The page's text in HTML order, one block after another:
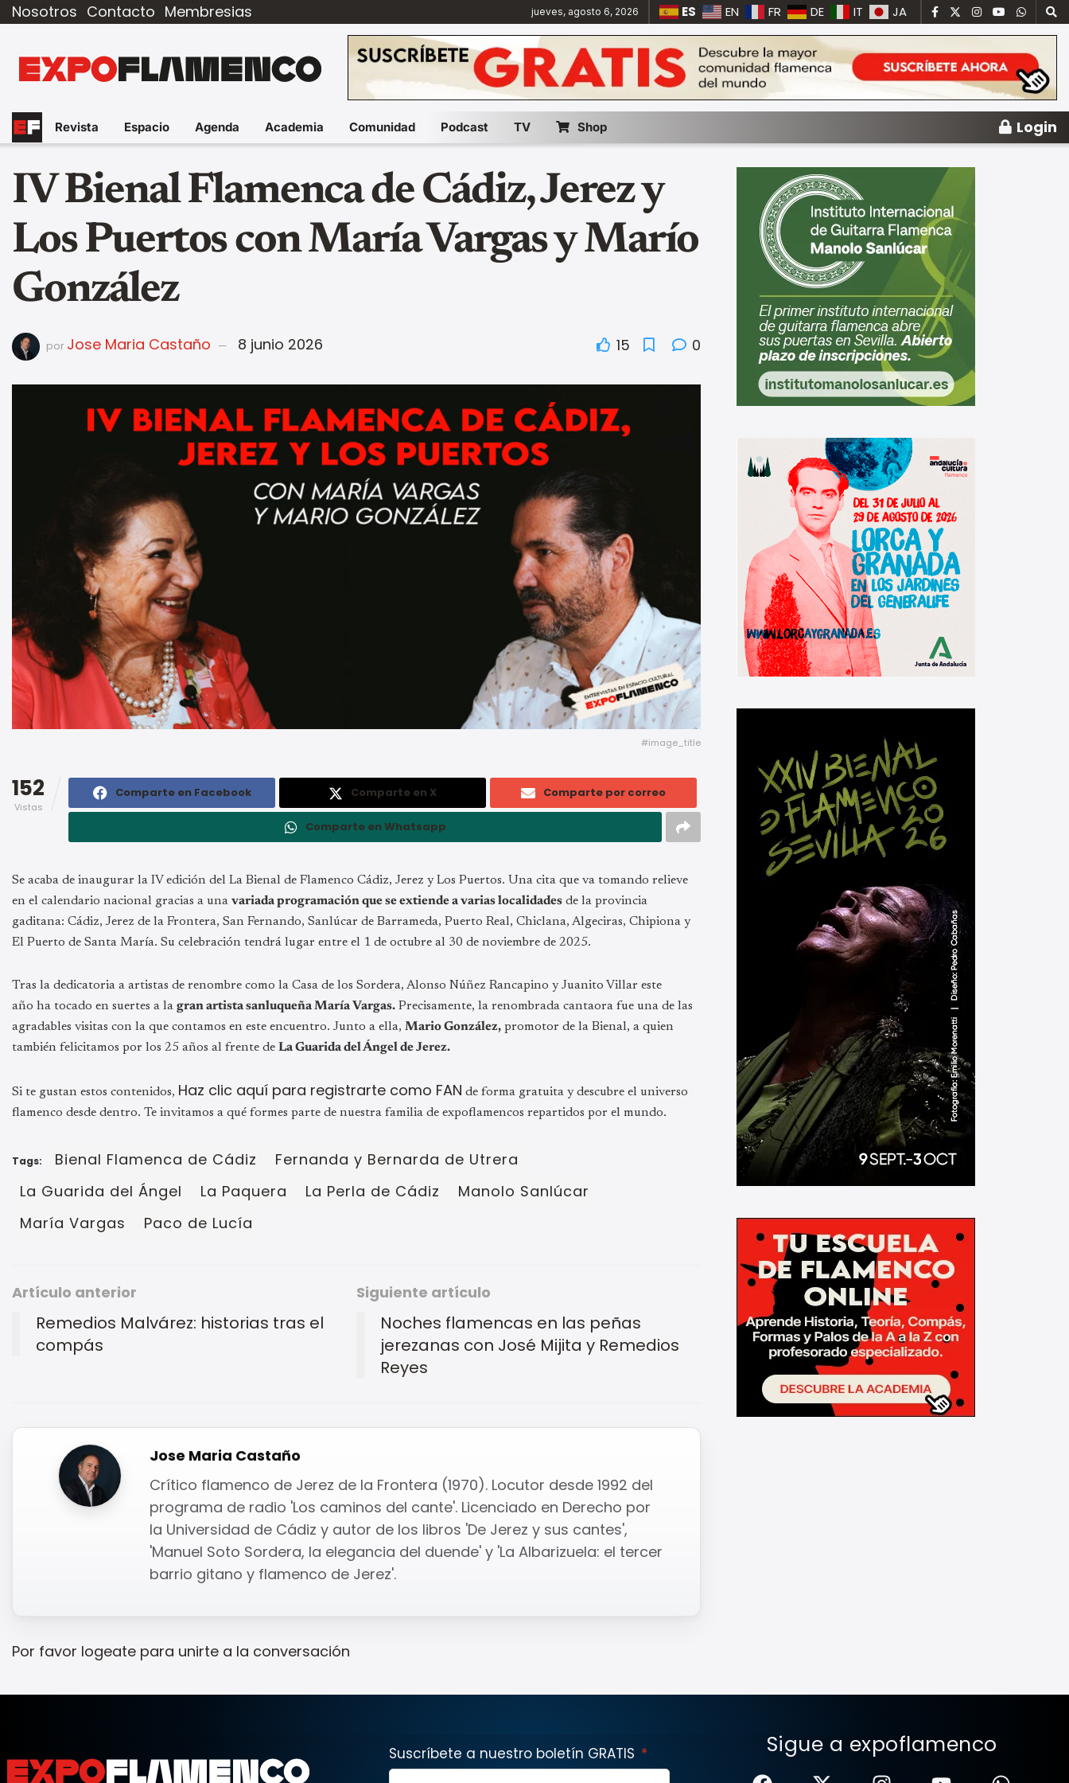
Nosotros Contacto Membresias jueves, agosto 6, 2026 ES EN FR DE IT JA
Revista Espacio Agenda Academia Comunidad Podcast TV Shop Login
IV Bienal Flamenca de Cádiz, Jerez y
Los Puertos con María Vargas y Marío
González
por Jose Maria Castaño 8 junio 2026 15 0
#image_title
152
Vistas
Comparte en Facebook Comparte en X Comparte por correo
Comparte en Whatsapp
Se acaba de inaugurar la IV edición del La Bienal de Flamenco Cádiz, Jerez y Los Puertos. Una cita que va tomando relieve
en el calendario nacional gracias a una variada programación que se extiende a varias localidades de la provincia
gaditana: Cádiz, Jerez de la Frontera, San Fernando, Sanlúcar de Barrameda, Puerto Real, Chiclana, Algeciras, Chipiona y
El Puerto de Santa María. Su celebración tendrá lugar entre el 1 de octubre al 30 de noviembre de 2025.
Tras la dedicatoria a artistas de renombre como la Casa de los Sordera, Alonso Núñez Rancapino y Juanito Villar este
año ha tocado en suertes a la gran artista sanluqueña María Vargas. Precisamente, la renombrada cantaora fue una de las
agradables visitas con la que contamos en este encuentro. Junto a ella, Mario González, promotor de la Bienal, a quien
también felicitamos por los 25 años al frente de La Guarida del Ángel de Jerez.
Si te gustan estos contenidos, Haz clic aquí para registrarte como FAN de forma gratuita y descubre el universo
flamenco desde dentro. Te invitamos a qué formes parte de nuestra familia de expoflamencos repartidos por el mundo.
Tags: Bienal Flamenca de Cádiz
Fernanda y Bernarda de Utrera
La Guarida del Ángel
La Paquera La Perla de Cádiz
Manolo Sanlúcar
María Vargas
Paco de Lucía
Artículo anterior
Remedios Malvárez: historias tras el
compás
Siguiente artículo
Noches flamencas en las peñas
jerezanas con José Mijita y Remedios
Reyes
Jose Maria Castaño
Crítico flamenco de Jerez de la Frontera (1970). Locutor desde 1992 del
programa de radio 'Los caminos del cante'. Licenciado en Derecho por
la Universidad de Cádiz y autor de los libros 'De Jerez y sus cantes',
'Manuel Soto Sordera, la elegancia del duende' y 'La Albarizuela: el tercer
barrio gitano y flamenco de Jerez'.
Por favor logeate para unirte a la conversación
Suscríbete a nuestro boletín GRATIS Sigue a expoflamenco